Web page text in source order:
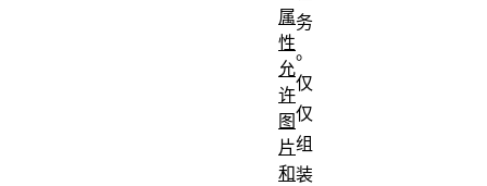
务
。
仅
仅
组
装
属
性
允
许
图
片
和